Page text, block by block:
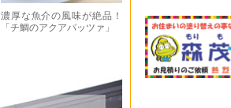
濃厚な魚介の風味が絶品！
「チ鯛のアクアパッツァ」